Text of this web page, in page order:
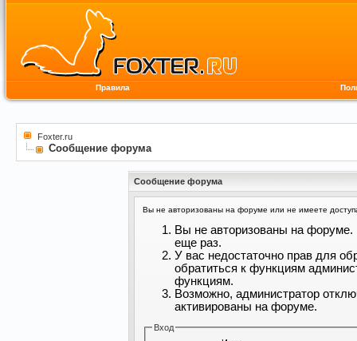
Правила
Foxter.ru
Сообщение форума
Сообщение форума
Вы не авторизованы на форуме или не имеете
Вы не авторизованы на форуме.
еще раз.
У вас недостаточно прав для
обратиться к функциям
функциям.
Возможно, администратор
активированы на форуме.
Вход